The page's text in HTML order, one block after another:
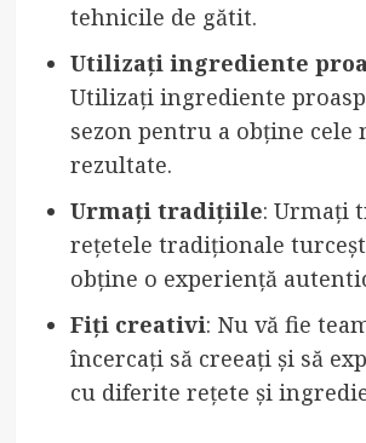
tehnicile de gătit.
Utilizați ingrediente
Utilizați ingrediente
sezon pentru a obține cele
rezultate.
Urmați tradițiile: Urmați
rețetele tradiționale
obține o experiență
Fiți creativi: Nu vă fie
încercați să creeați și să
cu diferite rețete și